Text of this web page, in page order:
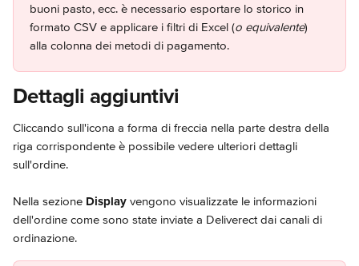
buoni pasto, ecc. è necessario esportare lo storico in
formato CSV e applicare i filtri di Excel (o equivalente)
alla colonna dei metodi di pagamento.
Dettagli aggiuntivi
Cliccando sull'icona a forma di freccia nella parte destra della
riga corrispondente è possibile vedere ulteriori dettagli
sull'ordine.
Nella sezione Display vengono visualizzate le informazioni
dell'ordine come sono state inviate a Deliverect dai canali di
ordinazione.